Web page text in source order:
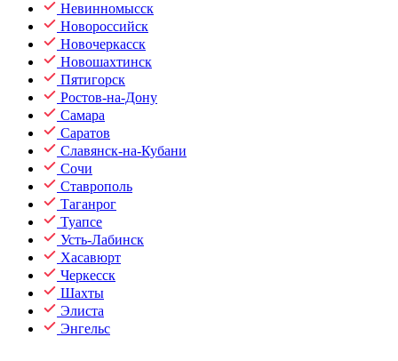
Невинномысск
Новороссийск
Новочеркасск
Новошахтинск
Пятигорск
Ростов-на-Дону
Самара
Саратов
Славянск-на-Кубани
Сочи
Ставрополь
Таганрог
Туапсе
Усть-Лабинск
Хасавюрт
Черкесск
Шахты
Элиста
Энгельс